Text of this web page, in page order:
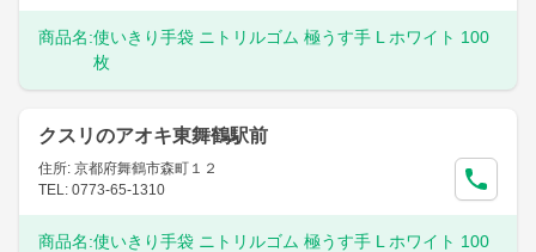
商品名:使いきり手袋 ニトリルゴム 極うす手 L ホワイト 100
枚
クスリのアオキ東舞鶴駅前
住所: 京都府舞鶴市森町１２
TEL: 0773-65-1310
商品名:使いきり手袋 ニトリルゴム 極うす手 L ホワイト 100